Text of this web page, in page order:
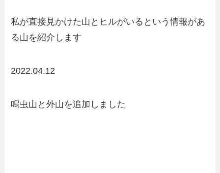
私が直接見かけた山とヒルがいるという情報があ
る山を紹介します
2022.04.12
鳴虫山と外山を追加しました